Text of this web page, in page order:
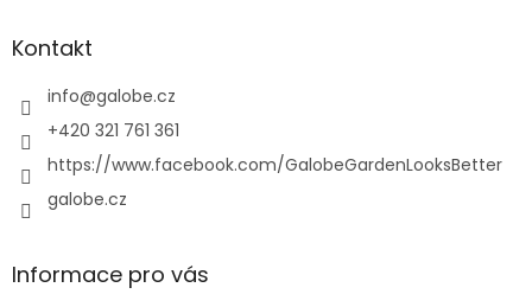
aKontakt
info@galobe.cz
+420 321 761 361
https://www.facebook.com/GalobeGardenLooksBetter
galobe.cz
Informace pro vás